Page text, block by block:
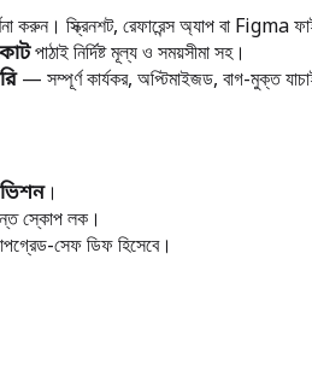
করুন। স্ক্রিনশট, রেফারেন্স অ্যাপ বা Figma
পাঠাই নির্দিষ্ট মূল্য ও সময়সীমা সহ।
— সম্পূর্ণ কার্যকর, অপ্টিমাইজড, বাগ-মুক্ত
।
স্কোপ লক।
সেফ ডিফ হিসেবে।